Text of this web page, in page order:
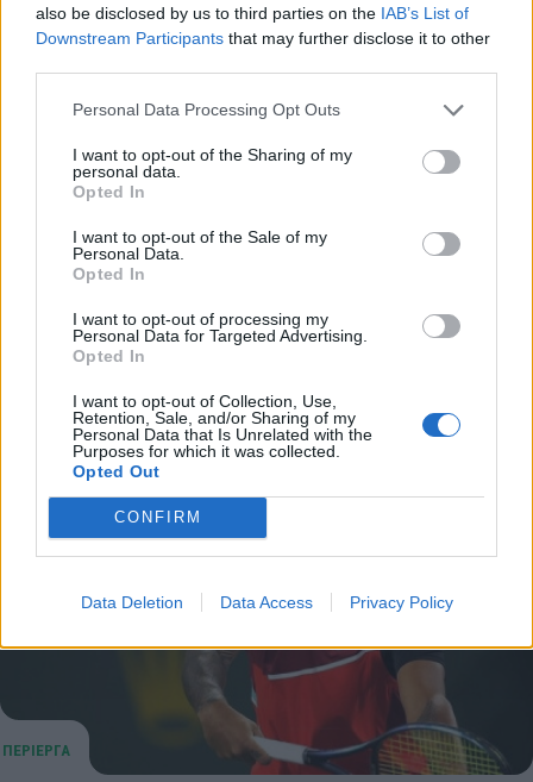
also be disclosed by us to third parties on the IAB’s List of
Downstream Participants that may further disclose it to other
Personal Data Processing Opt Outs
I want to opt-out of the Sharing of my
personal data.
Opted In
I want to opt-out of the Sale of my
Personal Data.
Opted In
I want to opt-out of processing my
Personal Data for Targeted Advertising.
Opted In
I want to opt-out of Collection, Use,
Retention, Sale, and/or Sharing of my
Personal Data that Is Unrelated with the
Purposes for which it was collected.
Opted Out
CONFIRM
Data Deletion Data Access Privacy Policy
Topless στην Ίμπιζα η Γουάντα Νάρα! (pics)
Η Γουάντα Νάρα βρίσκει πάντα τον τρόπο να
απασχολεί τα media!
02 Αυγούστου 2022 15:45